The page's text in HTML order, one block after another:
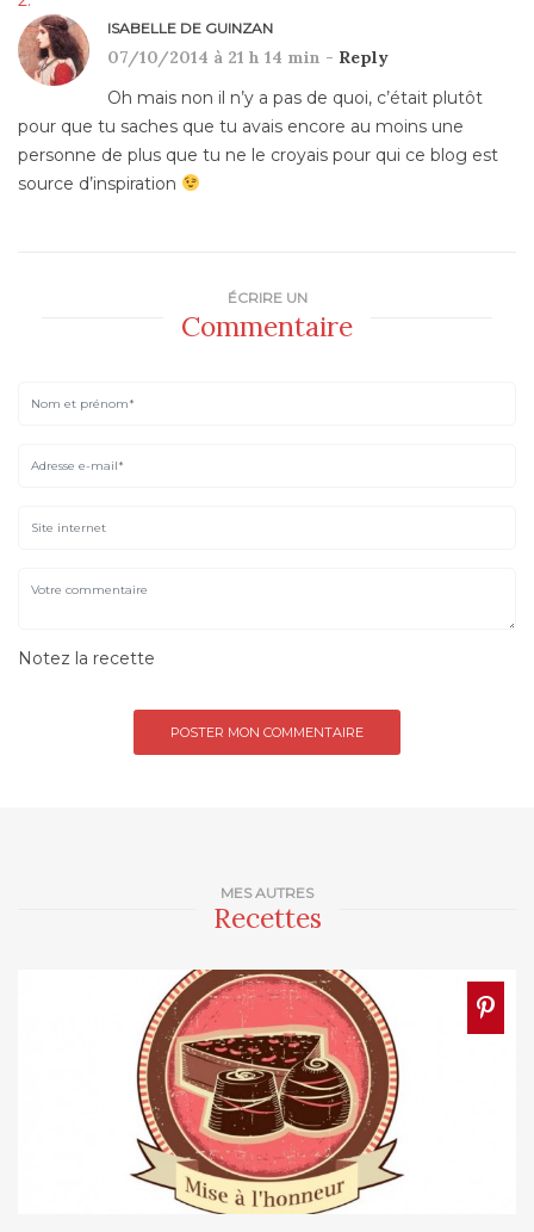
MES AUTRES
Recettes
ISABELLE DE GUINZAN
07/10/2014 à 21 h 14 min - Reply
Oh mais non il n’y a pas de quoi, c’était plutôt
pour que tu saches que tu avais encore au moins une
personne de plus que tu ne le croyais pour qui ce blog est
source d’inspiration
ÉCRIRE UN
Commentaire
Notez la recette